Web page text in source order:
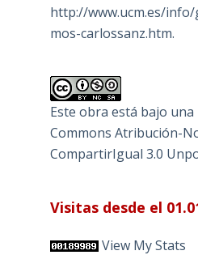
http://www.ucm.es/
mos-carlossanz.htm.
Este obra está bajo una
Commons Atribución-
CompartirIgual 3.0
Visitas desde el
View My Stats